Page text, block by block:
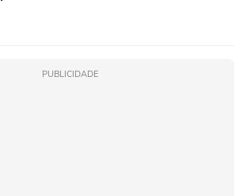
PUBLICIDADE